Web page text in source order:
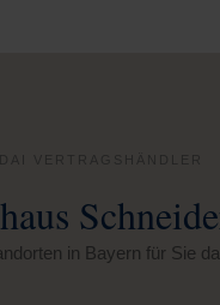
in Bayern für Sie da